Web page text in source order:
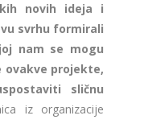
novih ideja i
svrhu formirali
nam se mogu
ovakve projekte,
sličnu
iz organizacije